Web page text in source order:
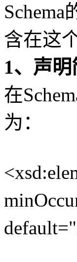
含在这
1、声
在
为：